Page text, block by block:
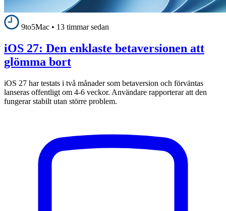
9to5Mac • 13 timmar sedan
iOS 27: Den enklaste betaversionen att
glömma bort
iOS 27 har testats i två månader som betaversion och förväntas
lanseras offentligt om 4-6 veckor. Användare rapporterar att den
fungerar stabilt utan större problem.